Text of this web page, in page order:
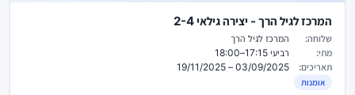
המרכז לגיל הרך - יצירה גילאי 2-4
שלוחה:
המרכז לגיל הרך
מתי:
רביעי 17:15–18:00
תאריכים:
03/09/2025 – 19/11/2025
אומנות